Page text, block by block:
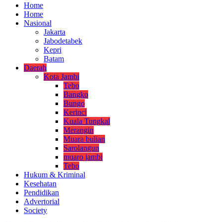
Home
Home
Nasional
Jakarta
Jabodetabek
Kepri
Batam
Daerah
Kota Jambi
Tebo
Bangko
Bungo
Kerinci
Kuala Tungkal
Merangin
Muara bulian
Sarolangun
muaro jambi
Tebo
Hukum & Kriminal
Kesehatan
Pendidikan
Advertorial
Society